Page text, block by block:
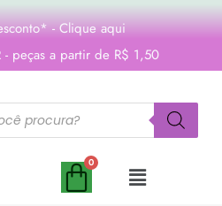
- Clique aqui
- peças a partir de R$ 1,50